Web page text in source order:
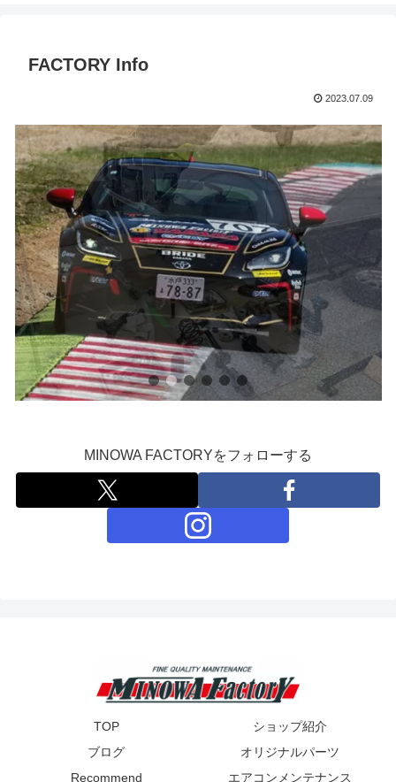
FACTORY Info
2023.07.09
MINOWA FACTORYをフォローする
TOP
ショップ紹介
ブログ
オリジナルパーツ
Recommend
エアコンメンテナンス